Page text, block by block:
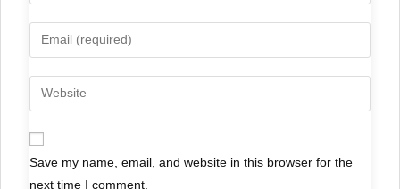
Save my name, email, and website in this browser for the
next time I comment.